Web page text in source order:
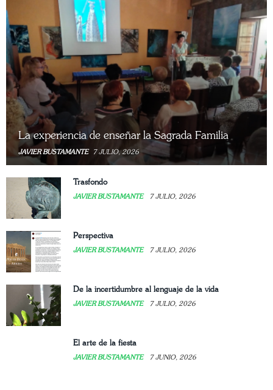
La experiencia de enseñar la Sagrada Familia
JAVIER BUSTAMANTE 7 JULIO, 2026
Trasfondo
JAVIER BUSTAMANTE 7 JULIO, 2026
Perspectiva
JAVIER BUSTAMANTE 7 JULIO, 2026
De la incertidumbre al lenguaje de la vida
JAVIER BUSTAMANTE 7 JULIO, 2026
El arte de la fiesta
JAVIER BUSTAMANTE 7 JUNIO, 2026